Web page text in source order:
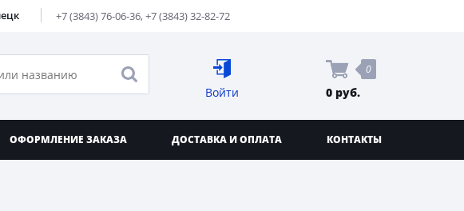
+7 (3843) 76-06-36,+7 (3843) 32-82-72
Войти
0
0 руб.
ОФОРМЛЕНИЕ ЗАКАЗА ДОСТАВКА И ОПЛАТА КОНТАКТЫ